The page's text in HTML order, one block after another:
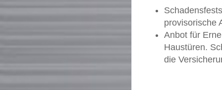
provisorische
Anbot für
Haustüren.
die